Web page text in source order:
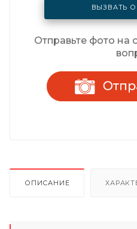
ВЫЗВАТЬ
Отправьте фото на
ОПИСАНИЕ